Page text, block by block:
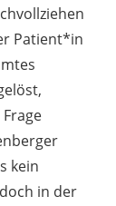
Patient*in
kein
in der